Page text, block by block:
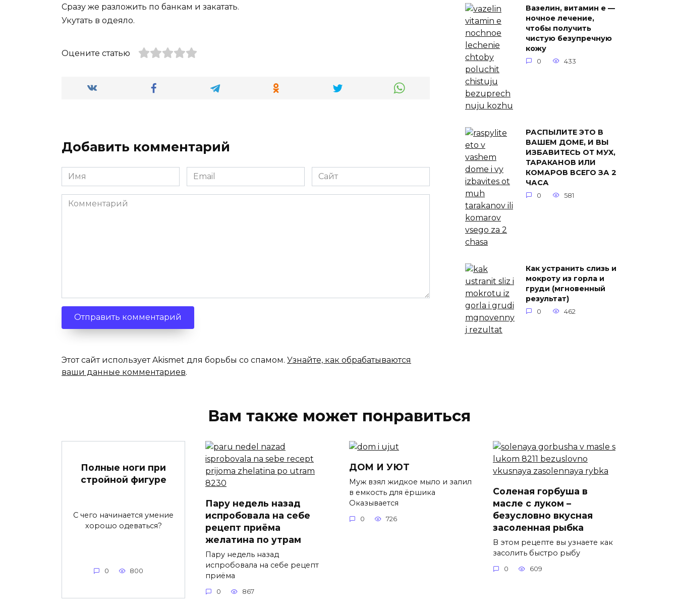
Сразу же разложить по банкам и закатать.
Укутать в одеяло.
Оцените статью
Добавить комментарий
Имя
*
Email
*
Сайт
Комментарий
Этот сайт использует Akismet для борьбы со спамом. Узнайте, как обрабатываются
ваши данные комментариев.
Вазелин, витамин e —
ночное лечение,
чтобы получить
чистую безупречную
кожу
0 433
РАСПЫЛИТЕ ЭТО В
ВАШЕМ ДОМЕ, И ВЫ
ИЗБАВИТЕСЬ ОТ МУХ,
ТАРАКАНОВ ИЛИ
КОМАРОВ ВСЕГО ЗА 2
ЧАСА
0 581
Как устранить слизь и
мокроту из горла и
груди (мгновенный
результат)
0 462
Вам также может понравиться
Полные ноги при
стройной фигуре
С чего начинается умение
хорошо одеваться?
0 800
Пару недель назад
испробовала на себе
рецепт приёма
желатина по утрам
Пару недель назад
испробовала на себе рецепт
приёма
0 867
ДОМ И УЮТ
Муж взял жидкое мыло и залил
в емкость для ёршика
Оказывается
0 726
Соленая горбуша в
масле с луком –
безусловно вкусная
засоленная рыбка
В этом рецепте вы узнаете как
засолить быстро рыбу
0 609